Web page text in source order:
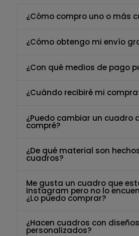
¿Cómo compro uno o más
¿Cómo obtengo mi envío
¿Con qué medios de pago
¿Cuándo recibiré mi
¿Puedo cambiar un cuadro
compré?
¿De qué material son
cuadros?
Me gusta un cuadro que
Instagram pero no lo
¿Lo puedo comprar?
¿Hacen cuadros con diseños
personalizados?